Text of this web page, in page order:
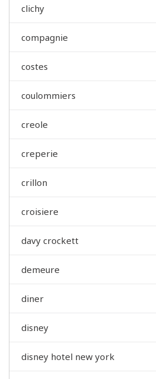
clichy
compagnie
costes
coulommiers
creole
creperie
crillon
croisiere
davy crockett
demeure
diner
disney
disney hotel new york